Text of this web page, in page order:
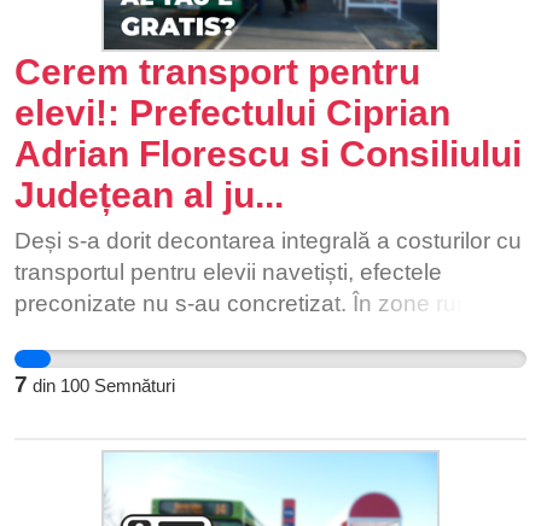
Cerem transport pentru
elevi!: Prefectului Ciprian
Adrian Florescu si Consiliului
Județean al ju...
Deși s-a dorit decontarea integrală a costurilor cu
transportul pentru elevii navetiști, efectele
preconizate nu s-au concretizat. În zone rurale,
permit transportul în comun sau autocare, așa că
parcurg aceste distanțe pe jos. „Atunci când
ajută fiindcă este noroi până la genunchi, trece
de cizme, ne murdărim și ne udăm toți.” „A fost
7 din 100 Semnături